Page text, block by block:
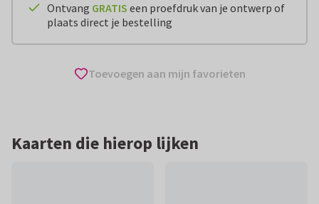
Ontvang GRATIS een proefdruk van je ontwerp of
plaats direct je bestelling
Toevoegen aan mijn favorieten
Kaarten die hierop lijken